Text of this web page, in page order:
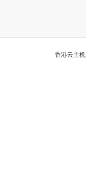
香港云主机